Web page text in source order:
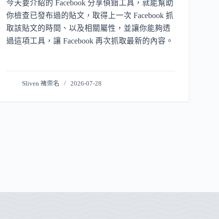
今天要介紹的 Facebook 分享偵錯工具，就能幫助
你檢查已發布過的貼文，取得上一次 Facebook 抓
取該貼文的時間、以及相關屬性，並讓你能夠透
過這項工具，讓 Facebook 再次抓取最新的內容。
Sliven 褚崇名 2026-07-28